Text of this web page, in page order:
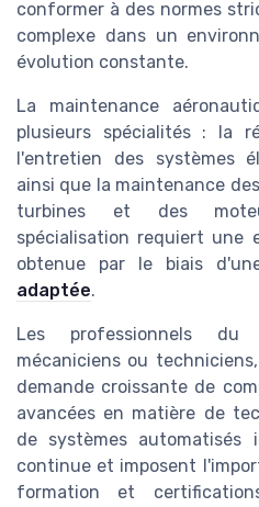
conformer à des normes
complexe dans un
évolution constante.
La maintenance
plusieurs spécialités : la
l'entretien des systèmes
ainsi que la maintenance
turbines et des
spécialisation requiert une
obtenue par le biais
adaptée.
Les professionnels
mécaniciens ou
demande croissante de
avancées en matière de
de systèmes automatisés
continue et imposent
formation et